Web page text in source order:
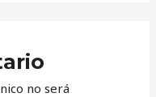
no será